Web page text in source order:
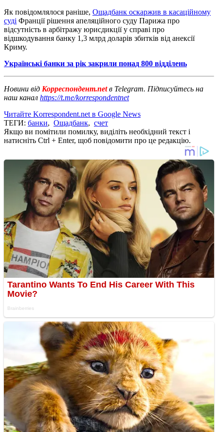
Як повідомлялося раніше, Ощадбанк оскаржив в касаційному
суді Франції рішення апеляційного суду Парижа про
відсутність в арбітражу юрисдикції у справі про
відшкодування банку 1,3 млрд доларів збитків від анексії
Криму.
Українські банки за рік закрили понад 800 відділень
Новини від Корреспондент.netв Telegram. Підписуйтесь на
наш канал https://t.me/korrespondentnet
Читайте Korrespondent.net в Google News
ТЕГИ: банки, Ощадбанк, счет
Якщо ви помітили помилку, виділіть необхідний текст і
натисніть Ctrl + Enter, щоб повідомити про це редакцію.